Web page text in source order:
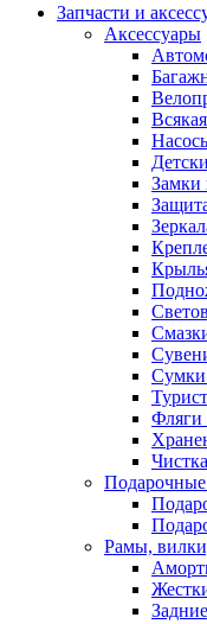
Запчасти и
Аксессуары
Замки
Сумки
Фляги
Рамы,